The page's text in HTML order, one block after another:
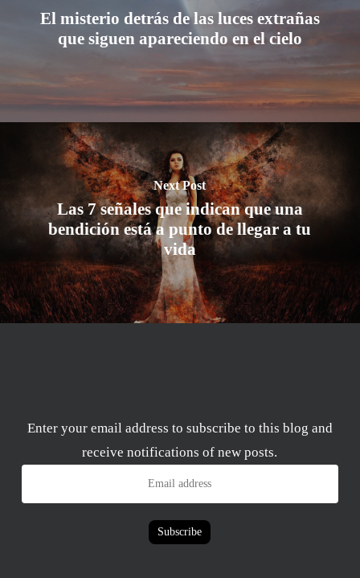
El misterio detrás de las luces extrañas
que siguen apareciendo en el cielo
Next Post
Las 7 señales que indican que una
bendición está a punto de llegar a tu
vida
Enter your email address to subscribe to this blog and
receive notifications of new posts.
Email
Subscribe